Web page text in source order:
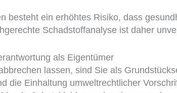
besteht ein erhöhtes Risiko, dass
Schadstoffanalyse ist daher
als Eigentümer
lassen, sind Sie als
die Einhaltung umweltrechtlicher